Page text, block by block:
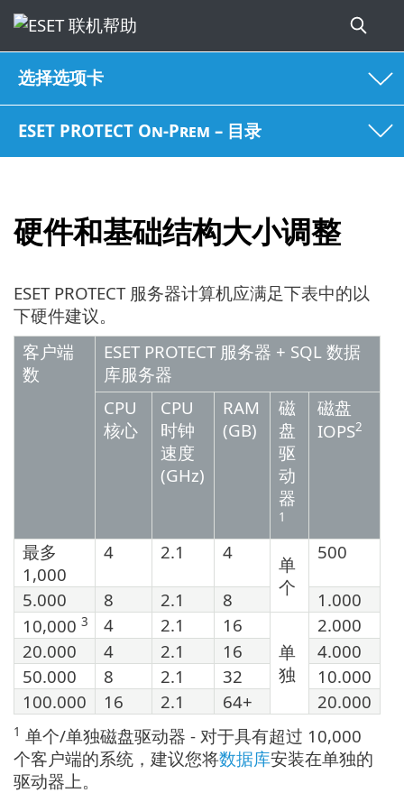
选择选项卡
ESET PROTECT On-Prem – 目录
硬件和基础结构大小调整
ESET PROTECT 服务器计算机应满足下表中的以
下硬件建议。
客户端
数
ESET PROTECT 服务器 + SQL 数据
库服务器
CPU
核心
CPU
时钟
速度
(GHz)
RAM
(GB)
磁
盘
驱
动
器
1
磁盘
IOPS2
最多
1,000
4 2.1 4
单
个
500
5.000 8 2.1 8
1.000
10,000 3 4 2.1
16
单
独
2.000
20.000
4 2.1 16
4.000
50.000
8 2.1 32
10.000
100.000
16 2.1 64+ 20.000
1 单个/单独磁盘驱动器 - 对于具有超过 10,000
个客户端的系统，建议您将数据库安装在单独的
驱动器上。